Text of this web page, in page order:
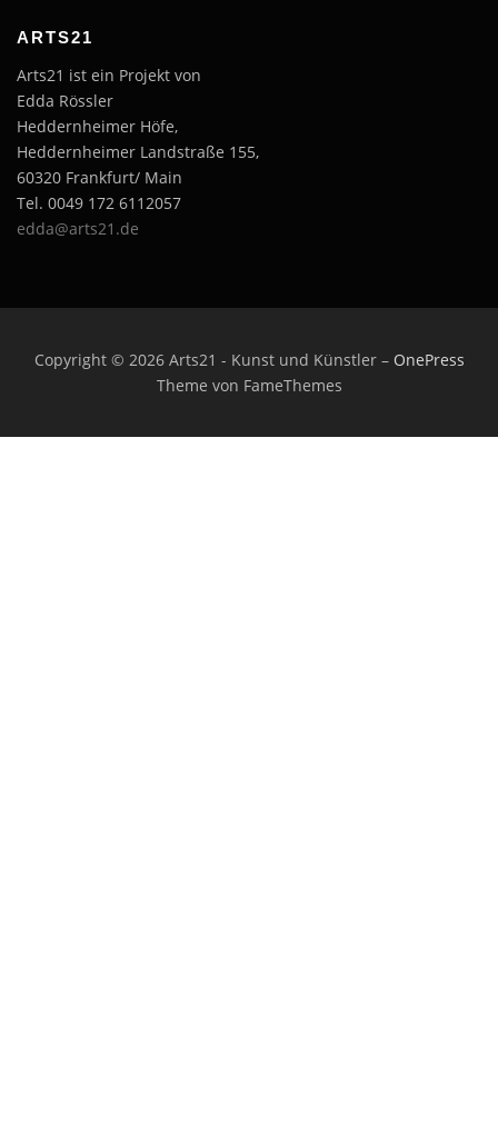
ARTS21
Arts21 ist ein Projekt von
Edda Rössler
Heddernheimer Höfe,
Heddernheimer Landstraße 155,
60320 Frankfurt/ Main
Tel. 0049 172 6112057
edda@arts21.de
Copyright © 2026 Arts21 - Kunst und Künstler – OnePress
Theme von FameThemes